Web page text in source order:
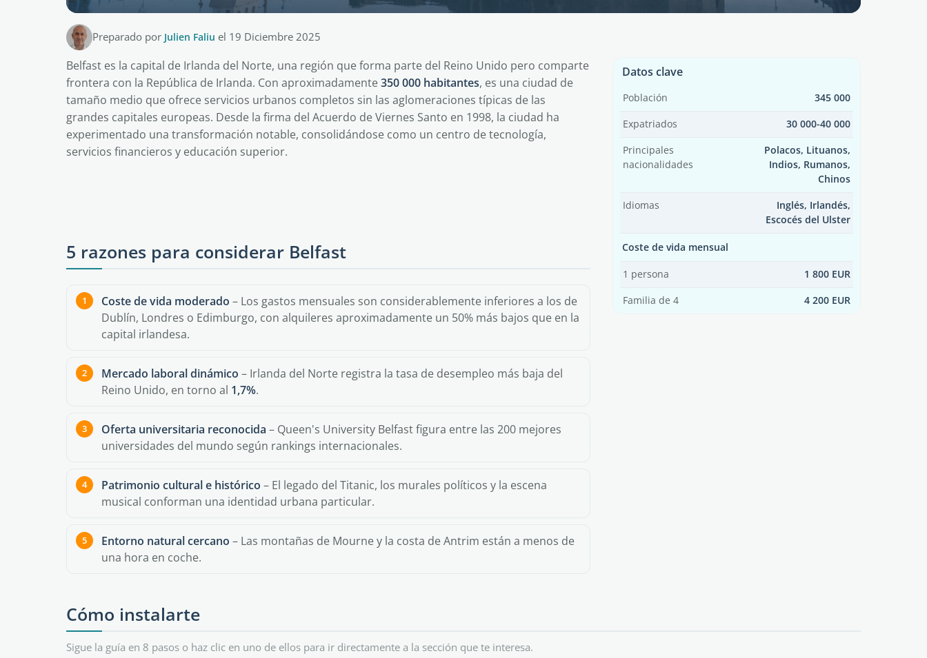
Preparado por Julien Faliu el 19 Diciembre 2025
Belfast es la capital de Irlanda del Norte, una región que forma parte del Reino Unido pero comparte
frontera con la República de Irlanda. Con aproximadamente350 000 habitantes, es una ciudad de
tamaño medio que ofrece servicios urbanos completos sin las aglomeraciones típicas de las
grandes capitales europeas. Desde la firma del Acuerdo de Viernes Santo en 1998, la ciudad ha
experimentado una transformación notable, consolidándose como un centro de tecnología,
servicios financieros y educación superior.
5 razones para considerar Belfast
Coste de vida moderado – Los gastos mensuales son considerablemente inferiores a los de
Dublín, Londres o Edimburgo, con alquileres aproximadamente un 50% más bajos que en la
capital irlandesa.
Mercado laboral dinámico – Irlanda del Norte registra la tasa de desempleo más baja del
Reino Unido, en torno al 1,7%.
Oferta universitaria reconocida – Queen's University Belfast figura entre las 200 mejores
universidades del mundo según rankings internacionales.
Patrimonio cultural e histórico – El legado del Titanic, los murales políticos y la escena
musical conforman una identidad urbana particular.
Entorno natural cercano – Las montañas de Mourne y la costa de Antrim están a menos de
una hora en coche.
Datos clave
Población 345 000
Expatriados 30 000-40 000
Principales
nacionalidades
Polacos, Lituanos,
Indios, Rumanos,
Chinos
Idiomas
Inglés, Irlandés,
Escocés del Ulster
Coste de vida mensual
1 persona 1 800 EUR
Familia de 4 4 200 EUR
Cómo instalarte
Sigue la guía en 8 pasos o haz clic en uno de ellos para ir directamente a la sección que te interesa.